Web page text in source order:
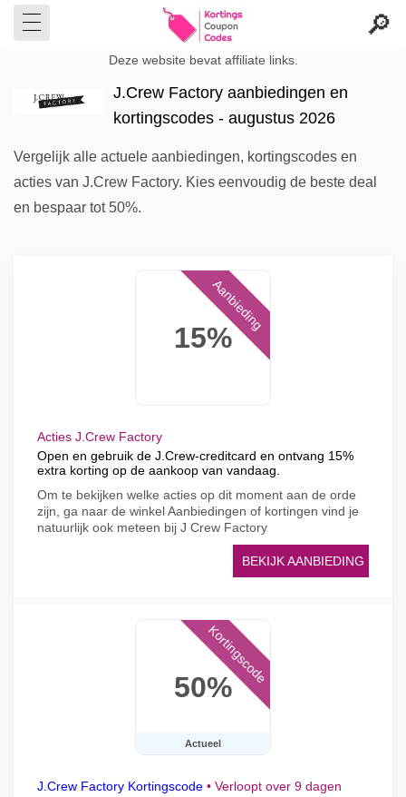
Deze website bevat affiliate links.
J.Crew Factory aanbiedingen en
kortingscodes - augustus 2026
Vergelijk alle actuele aanbiedingen, kortingscodes en
acties van J.Crew Factory. Kies eenvoudig de beste deal
en bespaar tot 50%.
15%
Aanbieding
Acties J.Crew Factory
Open en gebruik de J.Crew-creditcard en ontvang 15%
extra korting op de aankoop van vandaag.
Om te bekijken welke acties op dit moment aan de orde
zijn, ga naar de winkel Aanbiedingen of kortingen vind je
natuurlijk ook meteen bij J Crew Factory
BEKIJK AANBIEDING
50%
Actueel
Kortingscode
J.Crew Factory Kortingscode • Verloopt over 9 dagen